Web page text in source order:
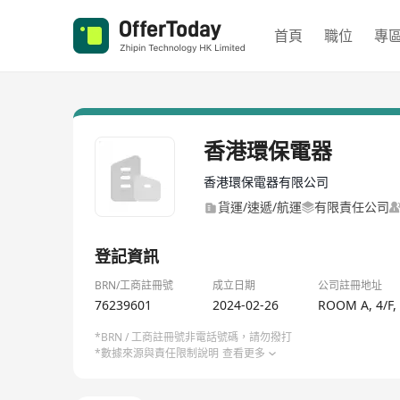
首頁 職位 專
香港環保電器
香港環保電器有限公司
貨運/速遞/航運
有限責任公司
登記資訊
BRN/工商註冊號 成立日期 公司註冊地址
76239601 2024-02-26 ROOM A, 4/
*BRN / 工商註冊號非電話號碼，請勿撥打
*數據來源與責任限制說明 查看更多